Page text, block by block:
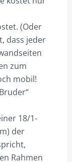
(Oder
dass jeder
zum
mobil!
18/1-
der
Rahmen